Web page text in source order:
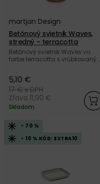
martjan Design
Betónový svietnik Waves,
stredný – terracotta
Betónový svietnik Waves vo
farbe terracotta s vrúbkovaným
5,10 €
17 €s DPH
Zľava 11,90 €
Skladom
- 70 %
- 10 % KÓD: EXTRA10